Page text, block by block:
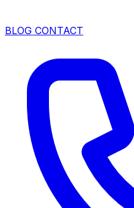
BLOG CONTACT